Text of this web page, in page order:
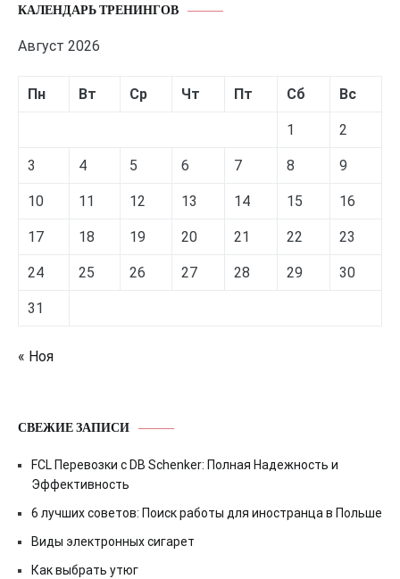
КАЛЕНДАРЬ ТРЕНИНГОВ
Август 2026
Пн Вт Ср Чт Пт Сб Вс
1 2
3 4 5 6 7 8 9
10 11 12 13 14 15 16
17 18 19 20 21 22 23
24 25 26 27 28 29 30
31
« Ноя
СВЕЖИЕ ЗАПИСИ
FCL Перевозки с DB Schenker: Полная Надежность и
Эффективность
6 лучших советов: Поиск работы для иностранца в Польше
Виды электронных сигарет
Как выбрать утюг